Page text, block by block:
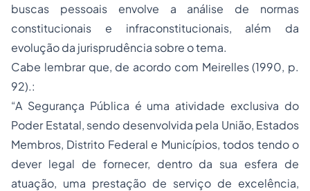
buscas pessoais envolve a análise de normas
constitucionais e infraconstitucionais, além da
evolução da jurisprudência sobre o tema.
Cabe lembrar que, de acordo com Meirelles (1990, p.
92).:
“A Segurança Pública é uma atividade exclusiva do
Poder Estatal, sendo desenvolvida pela União, Estados
Membros, Distrito Federal e Municípios, todos tendo o
dever legal de fornecer, dentro da sua esfera de
atuação, uma prestação de serviço de excelência,